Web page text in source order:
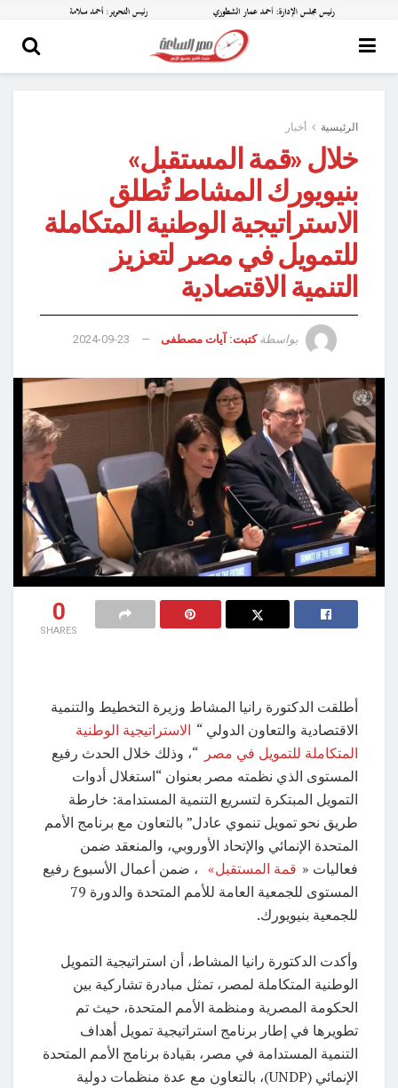
الرئيسية أخبار
خلال «قمة المستقبل»
بنيويورك المشاط تُطلق
الاستراتيجية الوطنية المتكاملة
للتمويل في مصر لتعزيز
التنمية الاقتصادية
بواسطة كتبت: آيات مصطفى 2024-09-23
0
SHARES
أطلقت الدكتورة رانيا المشاط وزيرة التخطيط والتنمية
الاقتصادية والتعاون الدولي “ الاستراتيجية الوطنية
المتكاملة للتمويل في مصر “، وذلك خلال الحدث رفيع
المستوى الذي نظمته مصر بعنوان “استغلال أدوات
التمويل المبتكرة لتسريع التنمية المستدامة: خارطة
طريق نحو تمويل تنموي عادل” بالتعاون مع برنامج الأمم
المتحدة الإنمائي والإتحاد الأوروبي، والمنعقد ضمن
فعاليات « قمة المستقبل» ، ضمن أعمال الأسبوع رفيع
المستوى للجمعية العامة للأمم المتحدة والدورة 79
للجمعية بنيويورك.
وأكدت الدكتورة رانيا المشاط، أن استراتيجية التمويل
الوطنية المتكاملة لمصر، تمثل مبادرة تشاركية بين
الحكومة المصرية ومنظمة الأمم المتحدة، حيث تم
تطويرها في إطار برنامج استراتيجية تمويل أهداف
التنمية المستدامة في مصر، بقيادة برنامج الأمم المتحدة
الإنمائي (UNDP)، بالتعاون مع عدة منظمات دولية